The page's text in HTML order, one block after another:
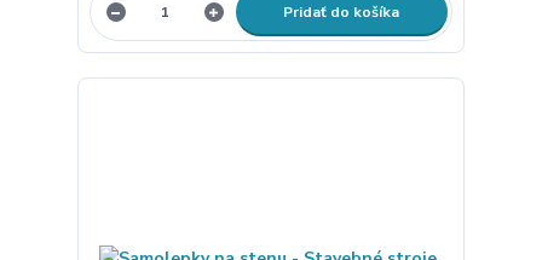
Pridať do košíka